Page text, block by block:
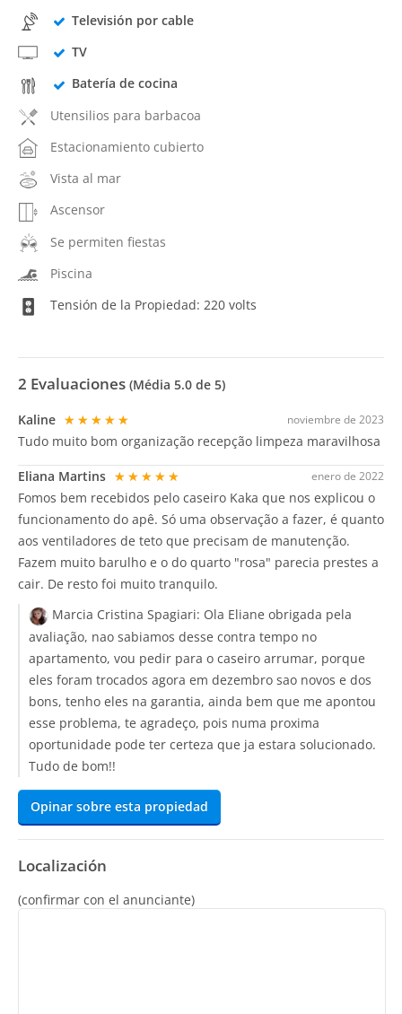
Televisión por cable
TV
Batería de cocina
Utensilios para barbacoa
Estacionamiento cubierto
Vista al mar
Ascensor
Se permiten fiestas
Piscina
Tensión de la Propiedad: 220 volts
2 Evaluaciones (Média 5.0 de 5)
noviembre de 2023
Kaline ★★★★★
Tudo muito bom organização recepção limpeza maravilhosa
enero de 2022
Eliana Martins ★★★★★
Fomos bem recebidos pelo caseiro Kaka que nos explicou o
funcionamento do apê. Só uma observação a fazer, é quanto
aos ventiladores de teto que precisam de manutenção.
Fazem muito barulho e o do quarto "rosa" parecia prestes a
cair. De resto foi muito tranquilo.
Marcia Cristina Spagiari: Ola Eliane obrigada pela
avaliação, nao sabiamos desse contra tempo no
apartamento, vou pedir para o caseiro arrumar, porque
eles foram trocados agora em dezembro sao novos e dos
bons, tenho eles na garantia, ainda bem que me apontou
esse problema, te agradeço, pois numa proxima
oportunidade pode ter certeza que ja estara solucionado.
Tudo de bom!!
Opinar sobre esta propiedad
Localización
(confirmar con el anunciante)